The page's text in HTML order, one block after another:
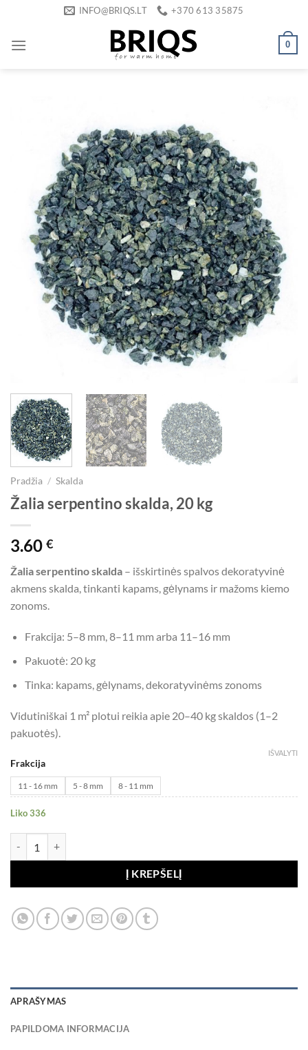
content
INFO@BRIQS.LT +370 613 35875
0
Pradžia / Skalda
Žalia serpentino skalda, 20 kg
3.60 €
Žalia serpentino skalda – išskirtinės spalvos dekoratyvinė
akmens skalda, tinkanti kapams, gėlynams ir mažoms kiemo
zonoms.
Frakcija: 5–8 mm, 8–11 mm arba 11–16 mm
Pakuotė: 20 kg
Tinka: kapams, gėlynams, dekoratyvinėms zonoms
Vidutiniškai 1 m² plotui reikia apie 20–40 kg skaldos (1–2
pakuotės).
Frakcija
11 - 16 mm 5 - 8 mm 8 - 11 mm
IŠVALYTI
Liko 336
Į KREPŠELĮ
Alternative:
APRAŠYMAS
PAPILDOMA INFORMACIJA